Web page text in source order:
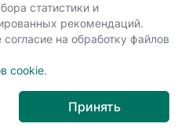
cweb.by
статистики и
рекомендаций.
на обработку файлов
cookie.
Принять